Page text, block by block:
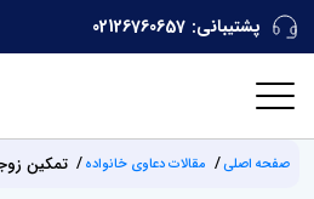
پشتیبانی: 02126760657
صفحه اصلی مقالات دعاوی خانواده تمکین